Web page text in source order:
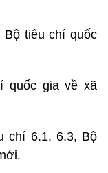
tiêu chí quốc
quốc gia về xã
chí 6.1, 6.3, Bộ